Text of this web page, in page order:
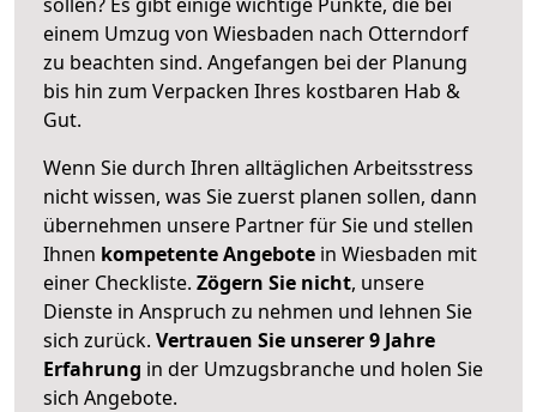
einem Umzug von Wiesbaden nach Otterndorf
zu beachten sind. Angefangen bei der Planung
bis hin zum Verpacken Ihres kostbaren Hab &
Gut.
Wenn Sie durch Ihren alltäglichen Arbeitsstress
nicht wissen, was Sie zuerst planen sollen, dann
übernehmen unsere Partner für Sie und stellen
Ihnen kompetente Angebote in Wiesbaden mit
einer Checkliste. Zögern Sie nicht, unsere
Dienste in Anspruch zu nehmen und lehnen Sie
sich zurück. Vertrauen Sie unserer 9 Jahre
Erfahrung in der Umzugsbranche und holen Sie
sich Angebote.